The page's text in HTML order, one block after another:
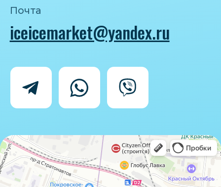
Согласие на обработку персональных
данных
IceIceMarket © 2025